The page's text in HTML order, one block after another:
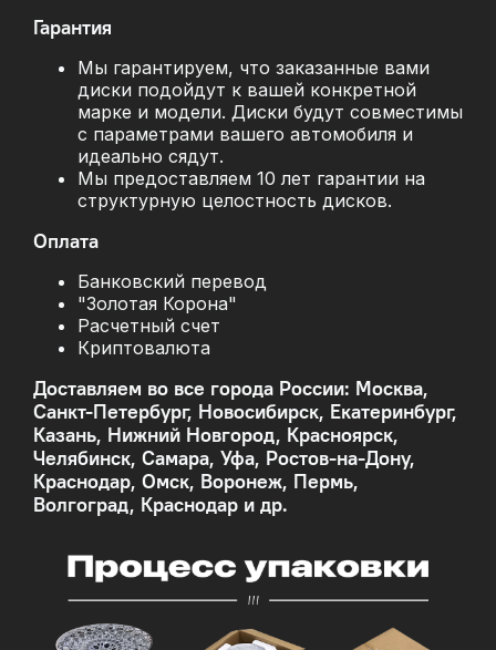
Гарантия
Мы гарантируем, что заказанные вами
диски подойдут к вашей конкретной
марке и модели. Диски будут совместимы
с параметрами вашего автомобиля и
идеально сядут.
Мы предоставляем 10 лет гарантии на
структурную целостность дисков.
Оплата
Банковский перевод
"Золотая Корона"
Расчетный счет
Криптовалюта
Доставляем во все города России: Москва,
Санкт-Петербург, Новосибирск, Екатеринбург,
Казань, Нижний Новгород, Красноярск,
Челябинск, Самара, Уфа, Ростов-на-Дону,
Краснодар, Омск, Воронеж, Пермь,
Волгоград, Краснодар и др.